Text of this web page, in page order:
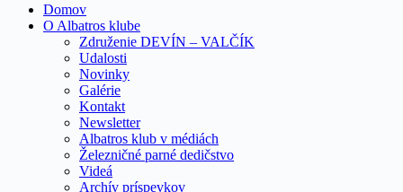
Domov
O Albatros klube
Združenie DEVÍN – VALČÍK
Udalosti
Novinky
Galérie
Kontakt
Newsletter
Albatros klub v médiách
Železničné parné dedičstvo
Videá
Archív príspevkov